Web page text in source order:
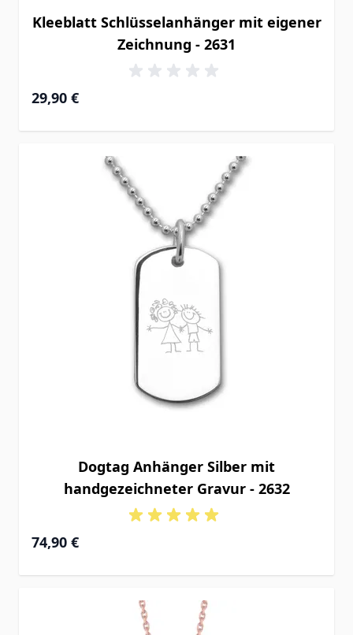
Kleeblatt Schlüsselanhänger mit eigener
Zeichnung - 2631
29,90 €
Dogtag Anhänger Silber mit
handgezeichneter Gravur - 2632
74,90 €